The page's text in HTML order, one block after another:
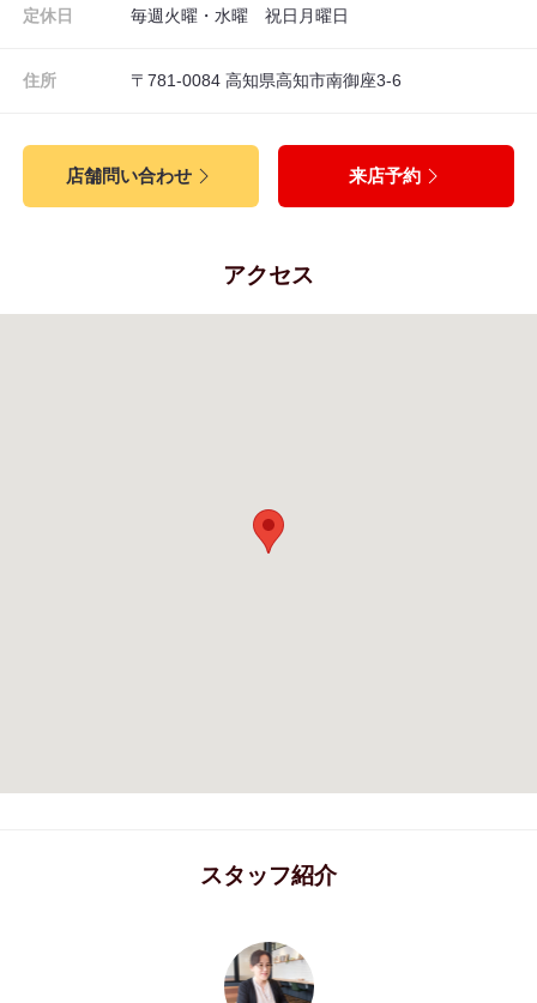
定休日 毎週火曜・水曜 祝日月曜日
住所 〒781-0084 高知県高知市南御座3-6
店舗問い合わせ 来店予約
アクセス
スタッフ紹介